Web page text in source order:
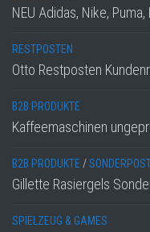
NEU Adidas, Nike,
RESTPOSTEN
Otto Restposten
B2B PRODUKTE
Kaffeemaschinen
B2B PRODUKTE /
Gillette Rasiergels
SPIELZEUG & GAMES